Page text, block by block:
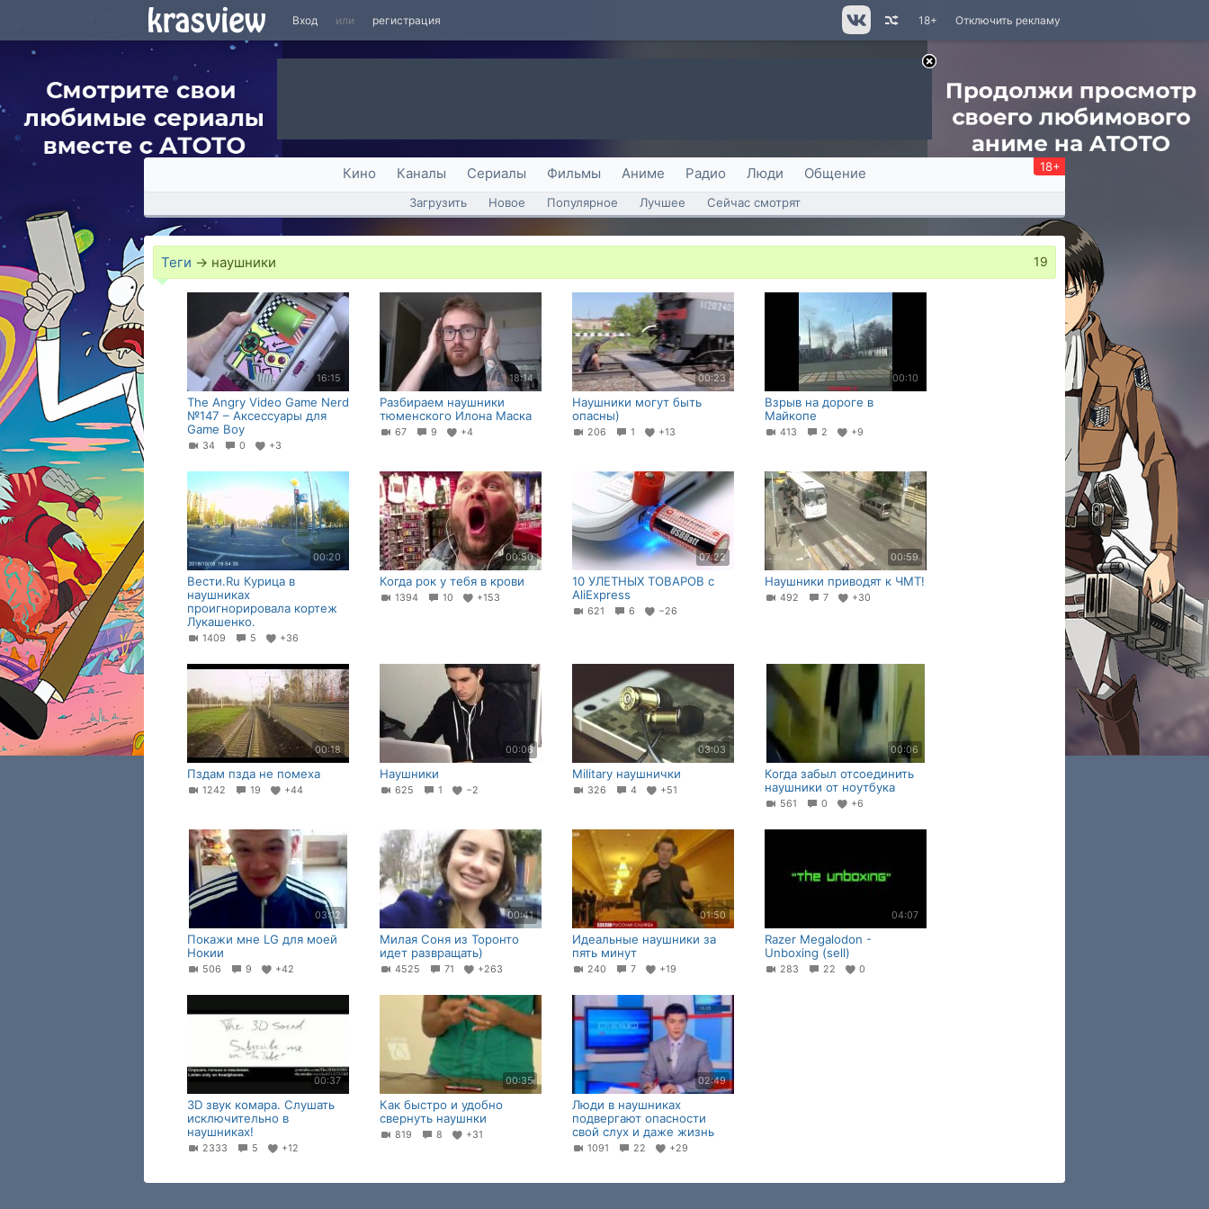
Вход или регистрация Отключить рекламу
18+
Кино Каналы Сериалы Фильмы Аниме Радио Люди Общение 18+
Загрузить Новое Популярное Лучшее Сейчас смотрят
Теги → наушники 19
16:15
The Angry Video Game Nerd
№147 – Аксессуары для
Game Boy
34 0 +3
18:14
Разбираем наушники
тюменского Илона Маска
67 9 +4
00:23
Наушники могут быть
опасны)
206 1 +13
00:10
Взрыв на дороге в
Майкопе
413 2 +9
00:20
Вести.Ru Курица в
наушниках
проигнорировала кортеж
Лукашенко.
1409 5 +36
00:50
Когда рок у тебя в крови
1394 10 +153
07:22
10 УЛЕТНЫХ ТОВАРОВ с
AliExpress
621 6 −26
00:59
Наушники приводят к ЧМТ!
492 7 +30
00:18
Пздам пзда не помеха
1242 19 +44
00:06
Наушники
625 1 −2
03:03
Military наушнички
326 4 +51
00:06
Когда забыл отсоединить
наушники от ноутбука
561 0 +6
03:12
Покажи мне LG для моей
Нокии
506 9 +42
00:41
Милая Соня из Торонто
идет развращать)
4525 71 +263
01:50
Идеальные наушники за
пять минут
240 7 +19
04:07
Razer Megalodon -
Unboxing (sell)
283 22 0
00:37
3D звук комара. Слушать
исключительно в
наушниках!
2333 5 +12
00:35
Как быстро и удобно
свернуть наушнки
819 8 +31
02:49
Люди в наушниках
подвергают опасности
свой слух и даже жизнь
1091 22 +29